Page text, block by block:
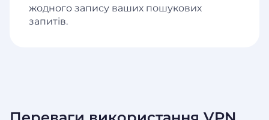
жодного запису ваших пошукових
запитів.